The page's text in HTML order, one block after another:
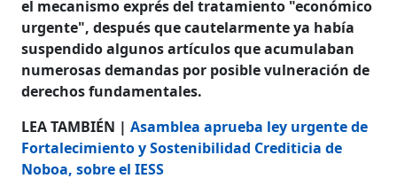
el mecanismo exprés del tratamiento "económico
urgente", después que cautelarmente ya había
suspendido algunos artículos que acumulaban
numerosas demandas por posible vulneración de
derechos fundamentales.
LEA TAMBIÉN |Asamblea aprueba ley urgente de
Fortalecimiento y Sostenibilidad Crediticia de
Noboa, sobre el IESS